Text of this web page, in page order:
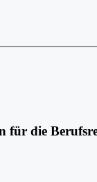
für die